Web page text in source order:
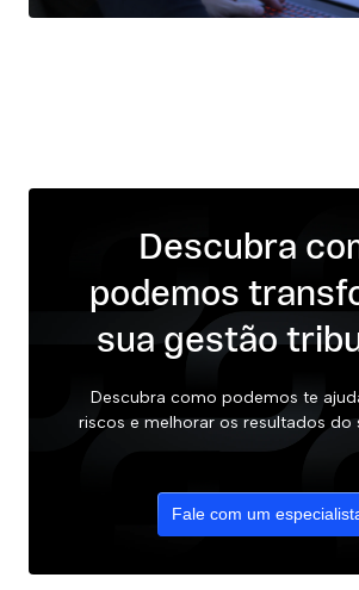
Descubra
podemos
sua gestão
Descubra como podemos te
riscos e melhorar os resultados do
Fale com um